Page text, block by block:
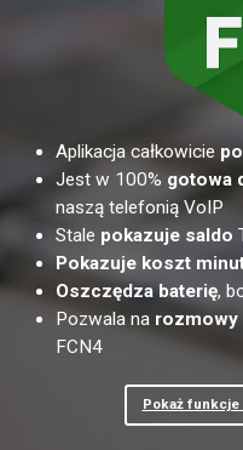
Aplikacja całkowicie
Jest w 100% gotowa
naszą telefonią VoIP
Stale pokazuje saldo
Pokazuje koszt
Oszczędza baterię,
Pozwala na rozmowy
FCN4
Pokaż funkcje